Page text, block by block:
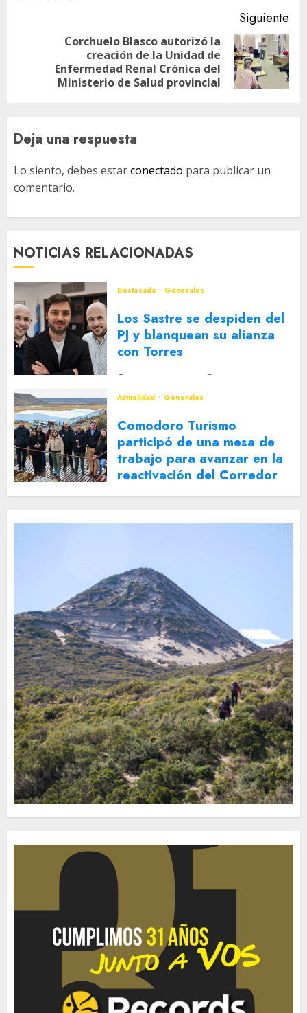
Siguiente
entrada:
Corchuelo Blasco autorizó la
creación de la Unidad de
Enfermedad Renal Crónica del
Ministerio de Salud provincial
Deja una respuesta
Lo siento, debes estarconectado para publicar un
comentario.
NOTICIAS RELACIONADAS
Destacada Generales
Los Sastre se despiden del
PJ y blanquean su alianza
con Torres
Actualidad
Generales
Comodoro Turismo
participó de una mesa de
trabajo para avanzar en la
reactivación del Corredor
Turístico Integrado